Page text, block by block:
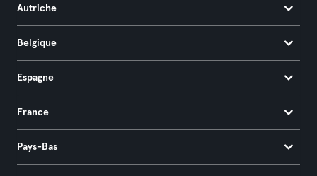
Autriche
Belgique
Espagne
France
Pays-Bas